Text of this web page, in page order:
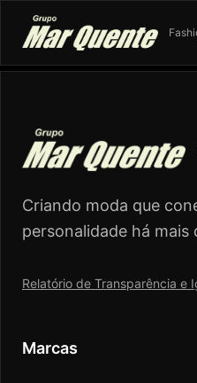
Criando moda que
personalidade há mais
Relatório de Transparência e
Marcas